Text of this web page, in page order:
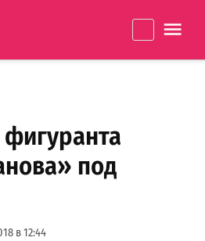
фигуранта
под
в 12:44